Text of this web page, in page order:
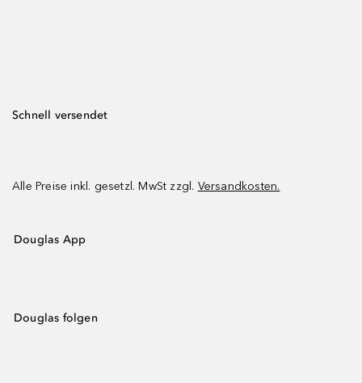
Schnell versendet
Alle Preise inkl. gesetzl. MwSt zzgl. Versandkosten.
Douglas App
Douglas folgen